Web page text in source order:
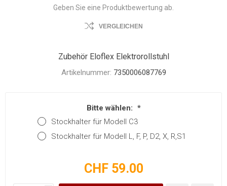
Geben Sie eine Produktbewertung ab.
VERGLEICHEN
Zubehör Eloflex Elektrorollstuhl
Artikelnummer: 7350006087769
Bitte wählen: *
Stockhalter für Modell C3
Stockhalter für Modell L, F, P, D2, X, R,S1
CHF 59.00